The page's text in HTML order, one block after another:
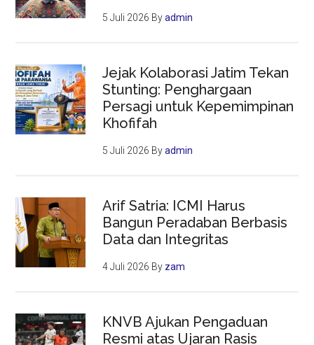
5 Juli 2026 Byadmin
Jejak Kolaborasi Jatim Tekan
Stunting: Penghargaan
Persagi untuk Kepemimpinan
Khofifah
5 Juli 2026 Byadmin
Arif Satria: ICMI Harus
Bangun Peradaban Berbasis
Data dan Integritas
4 Juli 2026 By zam
KNVB Ajukan Pengaduan
Resmi atas Ujaran Rasis